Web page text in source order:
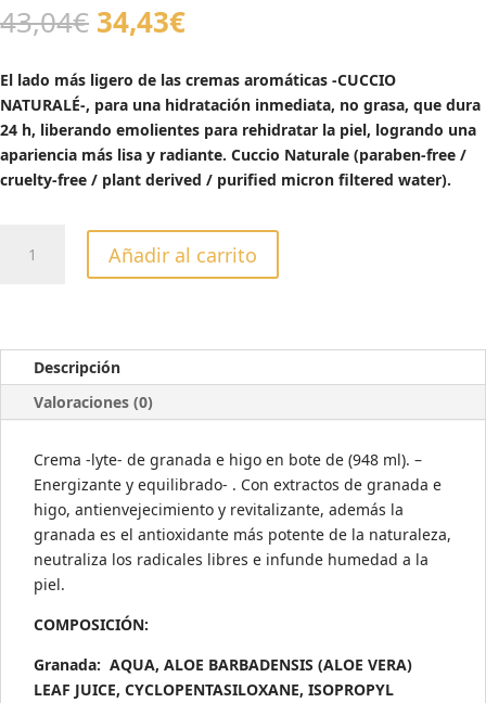
43,04€ El
precio
original
era:
43,04€.
34,43€El
actual
es:
34,43€.
El lado más ligero de las cremas aromáticas -CUCCIO
NATURALÉ-, para una hidratación inmediata, no grasa, que dura
24 h, liberando emolientes para rehidratar la piel, logrando una
apariencia más lisa y radiante. Cuccio Naturale (paraben-free /
cruelty-free / plant derived / purified micron filtered water).
ULTRALIGERAS
HIGO
946ML
Añadir al carrito
Descripción
Valoraciones (0)
Crema -lyte- de granada e higo en bote de (948 ml). –
Energizante y equilibrado- . Con extractos de granada e
higo, antienvejecimiento y revitalizante, además la
granada es el antioxidante más potente de la naturaleza,
neutraliza los radicales libres e infunde humedad a la
piel.
COMPOSICIÓN:
Granada: AQUA, ALOE BARBADENSIS (ALOE VERA)
LEAF JUICE, CYCLOPENTASILOXANE, ISOPROPYL